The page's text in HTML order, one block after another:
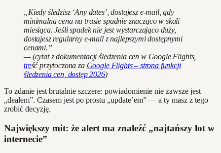
„Kiedy śledzisz ‘Any dates’, dostajesz e-mail, gdy
minimalna cena na trasie spadnie znacząco w skali
miesiąca. Jeśli spadek nie jest wystarczająco duży,
dostajesz regularny e-mail z najlepszymi dostępnymi
cenami.”
— (cytat z dokumentacji śledzenia cen w Google Flights,
treść przytoczona za Google Flights – strona funkcji
śledzenia cen, dostęp 2026)
To zdanie jest brutalnie szczere: powiadomienie nie zawsze jest
„dealem”. Czasem jest po prostu „update’em” — a ty masz z tego
zrobić decyzję.
Największy mit: że alert ma znaleźć „najtańszy lot w
internecie”